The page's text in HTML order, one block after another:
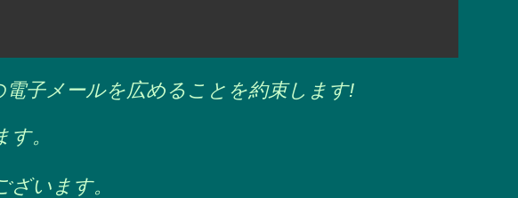
子メールを広めることを約束します!
。
います。